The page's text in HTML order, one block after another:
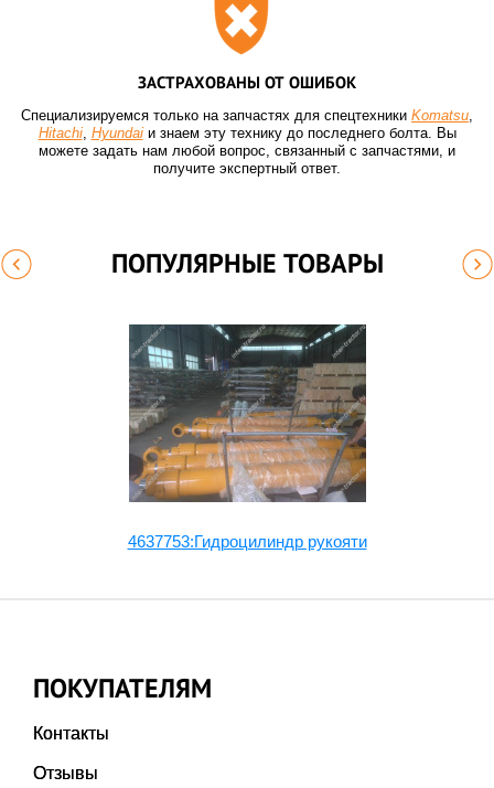
ЗАСТРАХОВАНЫ ОТ ОШИБОК
Специализируемся только на запчастях для спецтехники Komatsu,
Hitachi, Hyundaiи знаем эту технику до последнего болта. Вы
можете задать нам любой вопрос, связанный с запчастями, и
получите экспертный ответ.
ПОПУЛЯРНЫЕ ТОВАРЫ
4637753:Гидроцилиндр рукояти
ПОКУПАТЕЛЯМ
Контакты
Отзывы